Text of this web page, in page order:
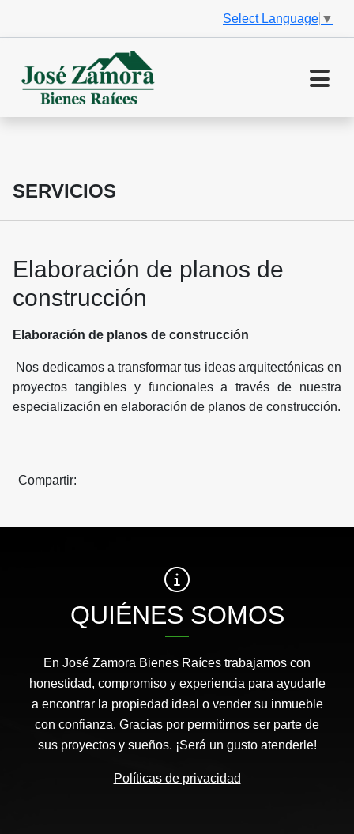
Select Language ▼
SERVICIOS
Elaboración de planos de
construcción
Elaboración de planos de construcción
Nos dedicamos a transformar tus ideas arquitectónicas en
proyectos tangibles y funcionales a través de nuestra
especialización en elaboración de planos de construcción.
Compartir:
QUIÉNES SOMOS
En José Zamora Bienes Raíces trabajamos con
honestidad, compromiso y experiencia para ayudarle
a encontrar la propiedad ideal o vender su inmueble
con confianza. Gracias por permitirnos ser parte de
sus proyectos y sueños. ¡Será un gusto atenderle!
Políticas de privacidad